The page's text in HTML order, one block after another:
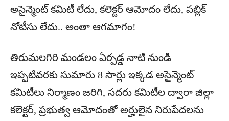
అసైన్మెంట్ కమిటీ లేదు, కలెక్టర్ ఆమోదం లేదు, పబ్లిక్
నోటీసు లేదు.. అంతా ఆగమాగం!
తిరుమలగిరి మండలం ఏర్పడ్డ నాటి నుండి
ఇప్పటివరకు సుమారు 8 సార్లు ఇక్కడ అసైన్మెంట్
కమిటీలు నిర్మాణం జరిగి, సదరు కమిటీల ద్వారా జిల్లా
కలెక్టర్, ప్రభుత్వ ఆమోదంతో అర్హులైన నిరుపేదలను